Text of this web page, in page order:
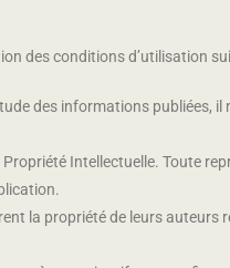
des conditions d’utilisation
des informations publiées,
Intellectuelle. Toute
la propriété de leurs